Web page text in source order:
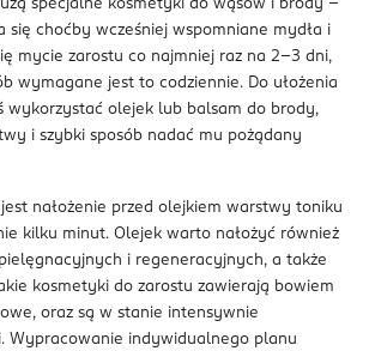
specjalne kosmetyki do wąsów i brody –
się choćby wcześniej wspomniane mydła i
mycie zarostu co najmniej raz na 2–3 dni,
wymagane jest to codziennie. Do ułożenia
wykorzystać olejek lub balsam do brody,
i szybki sposób nadać mu pożądany
nałożenie przed olejkiem warstwy toniku
kilku minut. Olejek warto nałożyć również
i regeneracyjnych, a także
kosmetyki do zarostu zawierają bowiem
oraz są w stanie intensywnie
Wypracowanie indywidualnego planu